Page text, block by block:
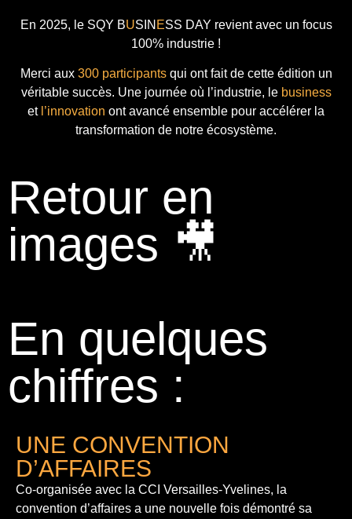
En 2025, le SQY BUSIN ESS DAY revient avec un focus
100% industrie !
Merci aux 300 participantsqui ont fait de cette édition un
véritable succès. Une journée où l’industrie, le business
et l’innovation ont avancé ensemble pour accélérer la
transformation de notre écosystème.
Retour en
images 🎥
En quelques
chiffres :
UNE CONVENTION
D’AFFAIRES
Co-organisée avec la CCI Versailles-Yvelines, la
convention d’affaires a une nouvelle fois démontré sa